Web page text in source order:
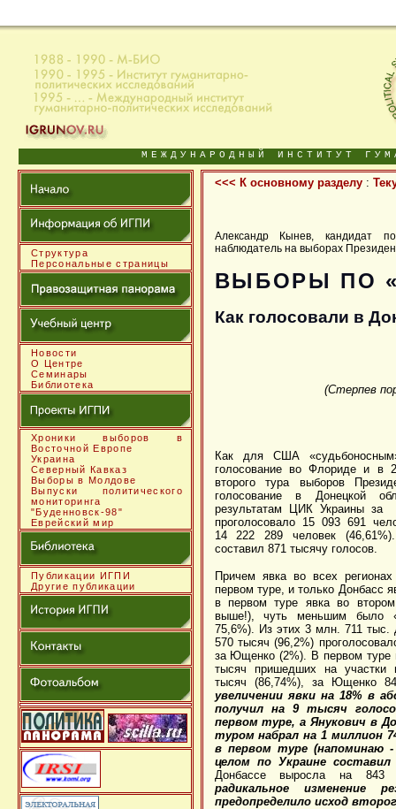
МЕЖДУНАРОДНЫЙ ИНСТИТУТ
Структура
Персональные страницы
Новости
О Центре
Семинары
Библиотека
Хроники выборов в
Восточной Европе
Украина
Северный Кавказ
Выборы в Молдове
Выпуски политического
мониторинга
"Буденновск-98"
Еврейский мир
Публикации ИГПИ
Другие публикации
<<< К основному разделу:
Александр Кынев, кандидат
наблюдатель на выборах
ВЫБОРЫ ПО
Как голосовали в
(Стерпев
Как для США
голосование во Флориде и в
второго тура выборов
голосование в Донецкой
результатам ЦИК Украины
проголосовало 15 093 691
14 222 289 человек
составил 871 тысячу голосов.
Причем явка во всех
первом туре, и только Донбасс
в первом туре явка во
выше!), чуть меньшим было
75,6%). Из этих 3 млн. 711 тыс.
570 тысяч (96,2%)
за Ющенко (2%). В первом туре
тысяч пришедших на участки
тысяч (86,74%), за Ющенко
увеличении явки на 18% в
получил на 9 тысяч
первом туре, а Янукович в
туром набрал на 1 миллион
в первом туре (напоминаю
целом по Украине
Донбассе выросла на
радикальное изменение
предопределило исход